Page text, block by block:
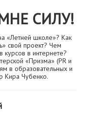
СИЛУ!
«Летней школе»? Как
свой проект? Чем
курсов в интернете?
«Призма» (PR и
в образовательных и
Кира Чубенко.